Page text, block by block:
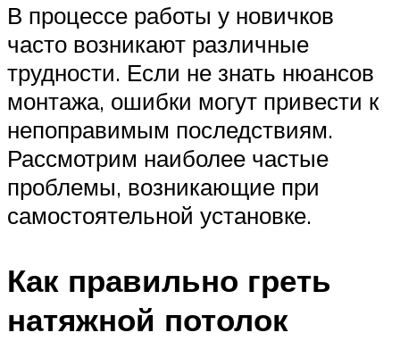
В процессе работы у новичков
часто возникают различные
трудности. Если не знать нюансов
монтажа, ошибки могут привести к
непоправимым последствиям.
Рассмотрим наиболее частые
проблемы, возникающие при
самостоятельной установке.
Как правильно греть
натяжной потолок